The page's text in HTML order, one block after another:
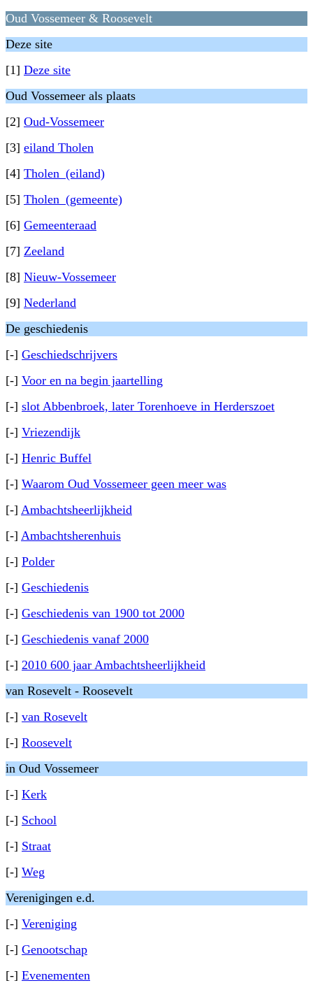
Oud Vossemeer & Roosevelt
Deze site
[1] Deze site
Oud Vossemeer als plaats
[2] Oud-Vossemeer
[3] eiland Tholen
[4] Tholen_(eiland)
[5] Tholen_(gemeente)
[6] Gemeenteraad
[7] Zeeland
[8] Nieuw-Vossemeer
[9] Nederland
De geschiedenis
[-] Geschiedschrijvers
[-] Voor en na begin jaartelling
[-] slot Abbenbroek, later Torenhoeve in Herderszoet
[-] Vriezendijk
[-] Henric Buffel
[-] Waarom Oud Vossemeer geen meer was
[-] Ambachtsheerlijkheid
[-] Ambachtsherenhuis
[-] Polder
[-] Geschiedenis
[-] Geschiedenis van 1900 tot 2000
[-] Geschiedenis vanaf 2000
[-] 2010 600 jaar Ambachtsheerlijkheid
van Rosevelt - Roosevelt
[-] van Rosevelt
[-] Roosevelt
in Oud Vossemeer
[-] Kerk
[-] School
[-] Straat
[-] Weg
Verenigingen e.d.
[-] Vereniging
[-] Genootschap
[-] Evenementen